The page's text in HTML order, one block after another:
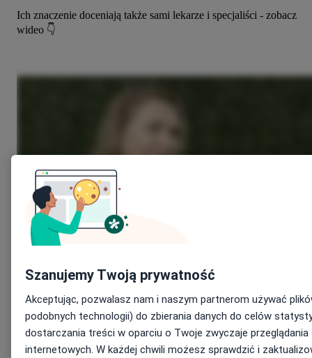
Ich znaczenie doceniają także sami lekarze i specjaliści - zobacz
wideo 👇
Szanujemy Twoją prywatność
Akceptując, pozwalasz nam i naszym partnerom używać
podobnych technologii) do zbierania danych do celów
dostarczania treści w oparciu o Twoje zwyczaje
internetowych. W każdej chwili możesz sprawdzić i